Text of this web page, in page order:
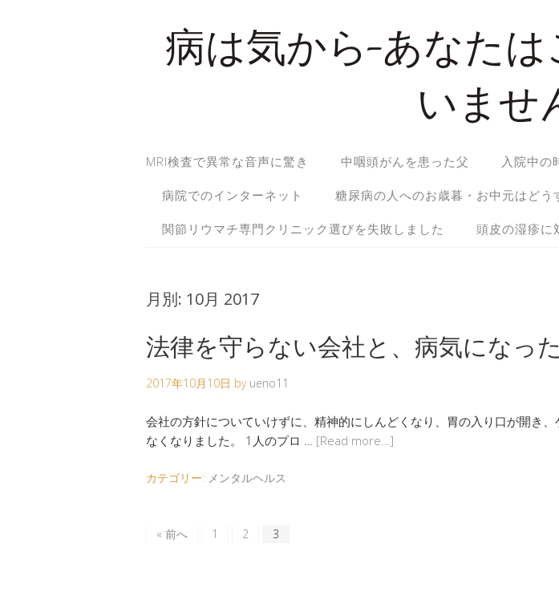
病は気から-あなた
いませ
MRI検査で異常な音声に驚き 中咽頭がんを患った父 入院中の
病院でのインターネット 糖尿病の人へのお歳暮・お中元はどう
関節リウマチ専門クリニック選びを失敗しました 頭皮の湿疹に
月別: 10月 2017
法律を守らない会社と、病気になっ
2017年10月10日 by ueno11
会社の方針についていけずに、精神的にしんどくなり、胃の入り口が開き、
なくなりました。 1人のプロ … [Read more…]
カテゴリー: メンタルヘルス
« 前へ 1 2 3